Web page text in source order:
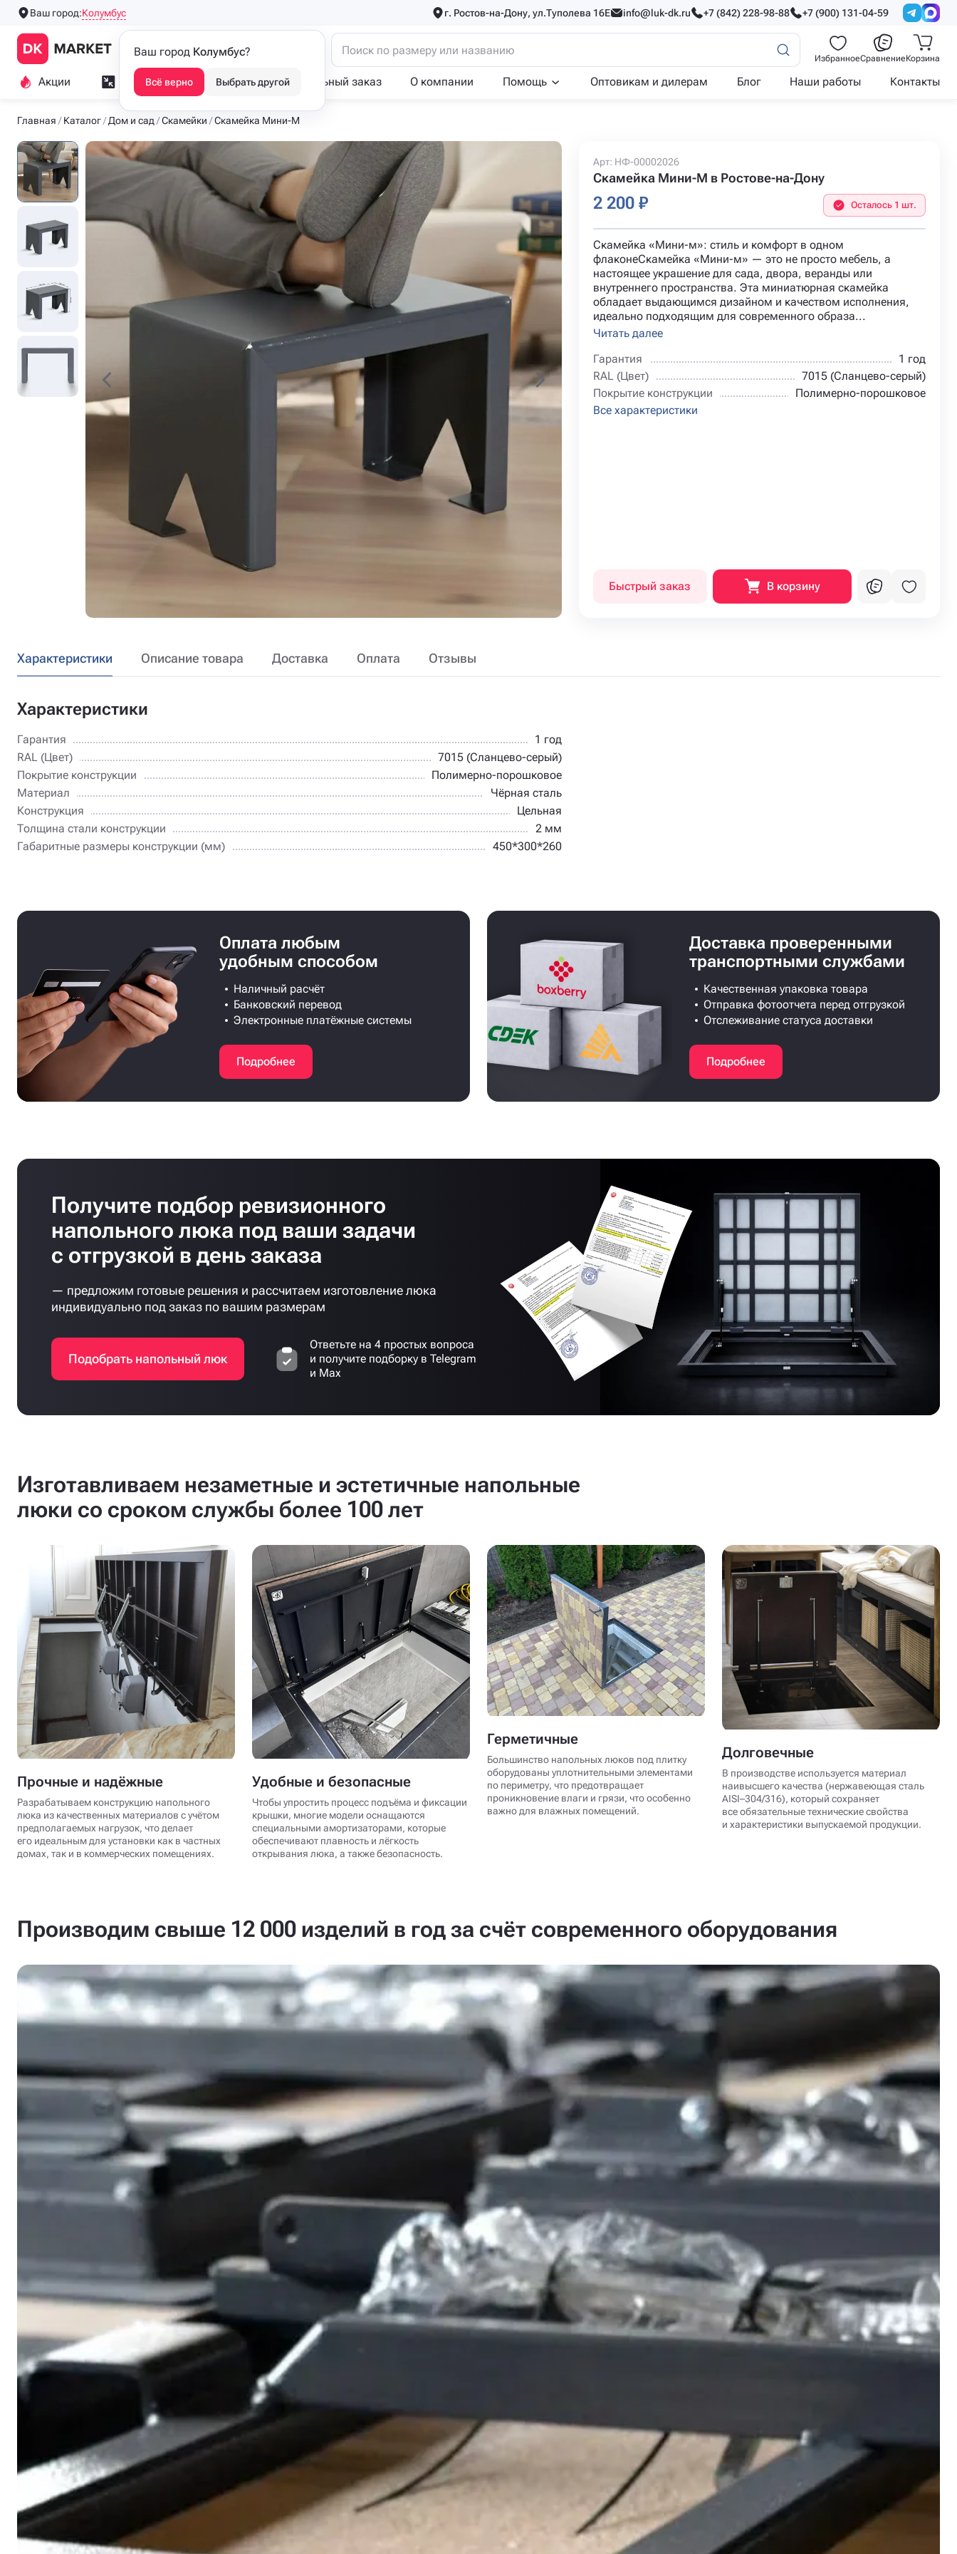
Ваш город:Колумбус г. Ростов-на-Дону, ул.Туполева 16Е info@luk-dk.ru +7 (842) 228-98-88 +7 (900) 131-04-59
люки с 2016 года
ИзбранноеСравнениеКорзина
Акции Замер и монтаж Индивидуальный заказ О компании Помощь Оптовикам и дилерам Блог Наши работы Контакты
Главная Каталог Дом и сад Скамейки Скамейка Мини-М
Арт: НФ-00002026
Скамейка Мини-М в Ростове-на-Дону
2 200 ₽ Осталось 1 шт.
Скамейка «Мини-м»: стиль и комфорт в одном
флаконеСкамейка «Мини-м» — это не просто мебель, а
настоящее украшение для сада, двора, веранды или
внутреннего пространства. Эта миниатюрная скамейка
обладает выдающимся дизайном и качеством исполнения,
идеально подходящим для современного образа...
Читать далее
Гарантия
1 год
RAL (Цвет)
7015 (Сланцево-серый)
Покрытие конструкции
Полимерно-порошковое
Все характеристики
Быстрый заказ В корзину
Характеристики Описание товара Доставка Оплата Отзывы
Характеристики
Гарантия
1 год
RAL (Цвет)
7015 (Сланцево-серый)
Покрытие конструкции
Полимерно-порошковое
Материал
Чёрная сталь
Конструкция
Цельная
Толщина стали конструкции
2 мм
Габаритные размеры конструкции (мм)
450*300*260
Оплата любым
удобным способом
Наличный расчёт
Банковский перевод
Электронные платёжные системы
Подробнее
Доставка проверенными
транспортными службами
Качественная упаковка товара
Отправка фотоотчета перед отгрузкой
Отслеживание статуса доставки
Подробнее
Получите подбор ревизионного
напольного люка под ваши задачи
с отгрузкой в день заказа
— предложим готовые решения и рассчитаем изготовление люка
индивидуально под заказ по вашим размерам
Подобрать напольный люк
Ответьте на 4 простых вопроса
и получите подборку в Telegram
и Max
Изготавливаем незаметные и эстетичные напольные
люки со сроком службы более 100 лет
Прочные и надёжные
Разрабатываем конструкцию напольного
люка из качественных материалов с учётом
предполагаемых нагрузок, что делает
его идеальным для установки как в частных
домах, так и в коммерческих помещениях.
Удобные и безопасные
Чтобы упростить процесс подъёма и фиксации
крышки, многие модели оснащаются
специальными амортизаторами, которые
обеспечивают плавность и лёгкость
открывания люка, а также безопасность.
Герметичные
Большинство напольных люков под плитку
оборудованы уплотнительными элементами
по периметру, что предотвращает
проникновение влаги и грязи, что особенно
важно для влажных помещений.
Долговечные
В производстве используется материал
наивысшего качества (нержавеющая сталь
AISI–304/316), который сохраняет
все обязательные технические свойства
и характеристики выпускаемой продукции.
Производим свыше 12 000 изделий в год за счёт современного оборудования
Ваш город Колумбус?
Всё верно Выбрать другой